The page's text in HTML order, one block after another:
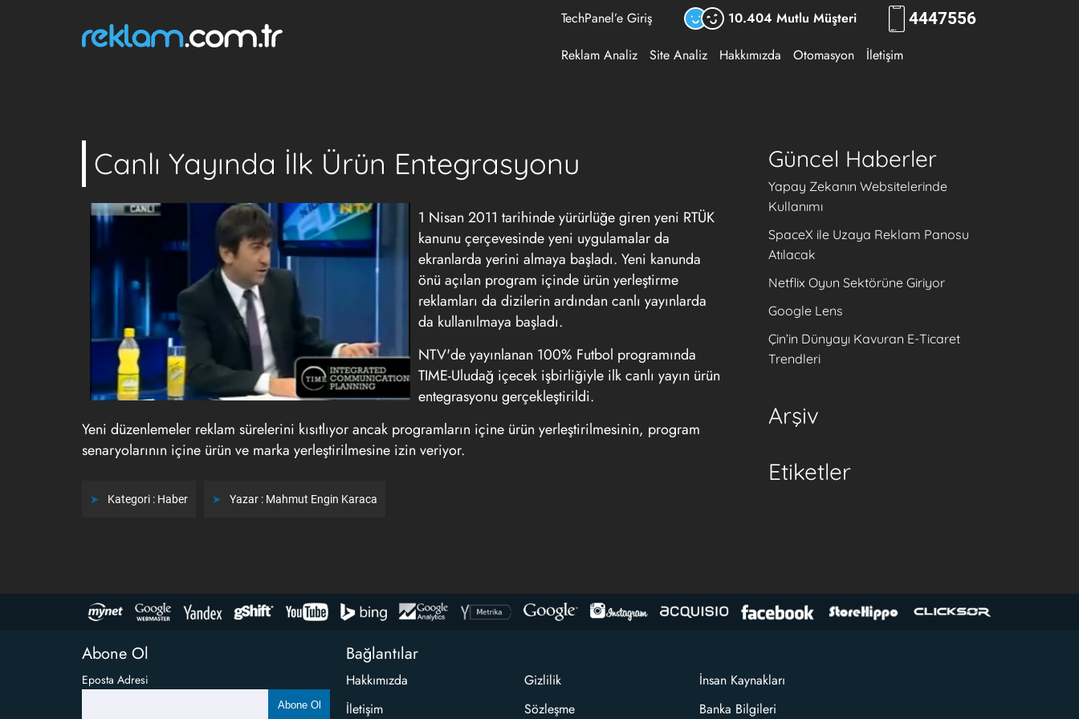
TechPanel’e Giriş 10.404 Mutlu Müşteri 4447556
Reklam Analiz Site Analiz Hakkımızda Otomasyon İletişim
Canlı Yayında İlk Ürün Entegrasyonu
1 Nisan 2011 tarihinde yürürlüğe giren yeni RTÜK
kanunu çerçevesinde yeni uygulamalar da
ekranlarda yerini almaya başladı. Yeni kanunda
önü açılan program içinde ürün yerleştirme
reklamları da dizilerin ardından canlı yayınlarda
da kullanılmaya başladı.
NTV'de yayınlanan 100% Futbol programında
TIME-Uludağ içecek işbirliğiyle ilk canlı yayın ürün
entegrasyonu gerçekleştirildi.
Yeni düzenlemeler reklam sürelerini kısıtlıyor ancak programların içine ürün yerleştirilmesinin, program
senaryolarının içine ürün ve marka yerleştirilmesine izin veriyor.
Kategori : Haber Yazar : Mahmut Engin Karaca
Güncel Haberler
Yapay Zekanın Websitelerinde
Kullanımı
SpaceX ile Uzaya Reklam Panosu
Atılacak
Netflix Oyun Sektörüne Giriyor
Google Lens
Çin’in Dünyayı Kavuran E-Ticaret
Trendleri
Arşiv
Etiketler
Abone Ol
Eposta Adresi
Abone Ol
Bağlantılar
Hakkımızda
İletişim
Gizlilik
Sözleşme
İnsan Kaynakları
Banka Bilgileri